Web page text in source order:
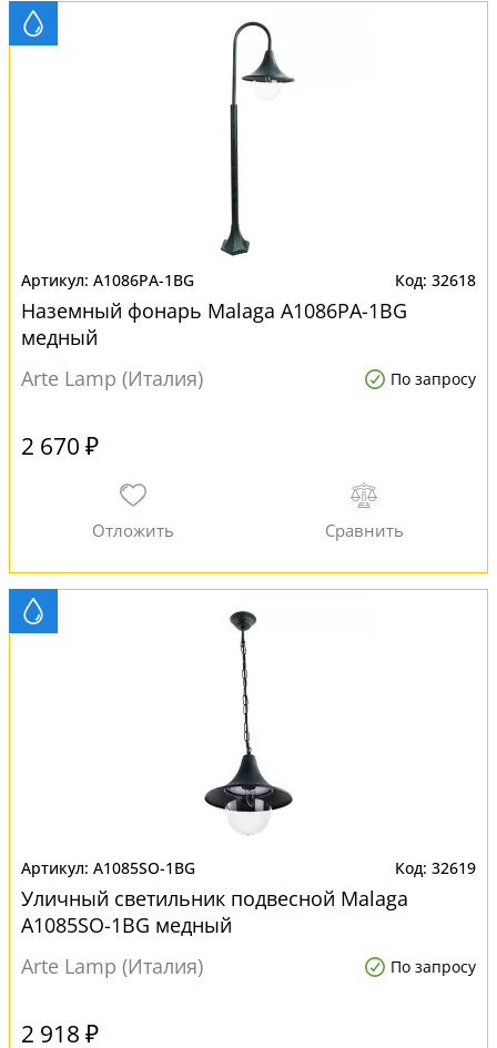
A1086PA-1BG 32618
Наземный фонарь Malaga A1086PA-1BG
медный
Arte Lamp (Италия)
По запросу
2 670 ₽
A1085SO-1BG 32619
Уличный светильник подвесной Malaga
A1085SO-1BG медный
Arte Lamp (Италия)
По запросу
2 918 ₽